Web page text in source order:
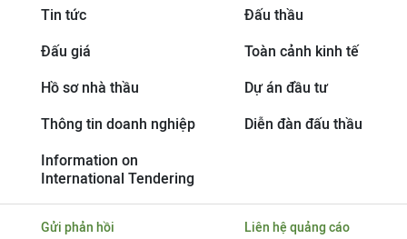
Tin tức Đấu thầu
Đấu giá Toàn cảnh kinh tế
Hồ sơ nhà thầu Dự án đầu tư
Thông tin doanh nghiệp Diễn đàn đấu thầu
Information on
International Tendering
Gửi phản hồi Liên hệ quảng cáo